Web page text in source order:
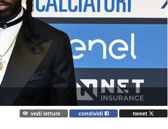
vedi letture condividi tweet